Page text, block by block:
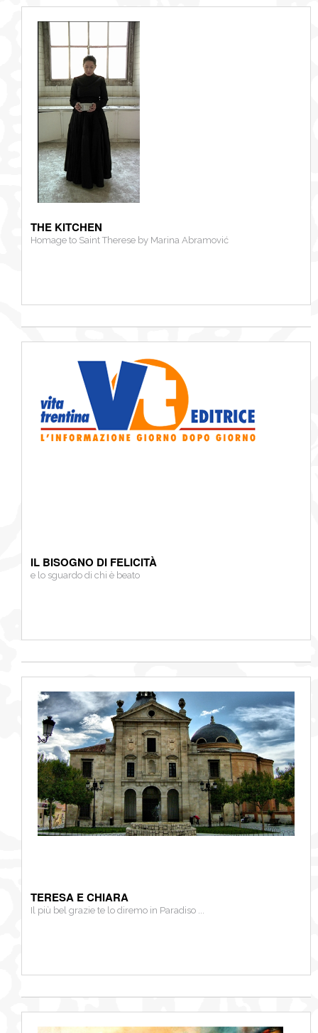
THE KITCHEN
Homage to Saint Therese by Marina Abramović
IL BISOGNO DI FELICITÀ
e lo sguardo di chi è beato
TERESA E CHIARA
Il più bel grazie te lo diremo in Paradiso ...